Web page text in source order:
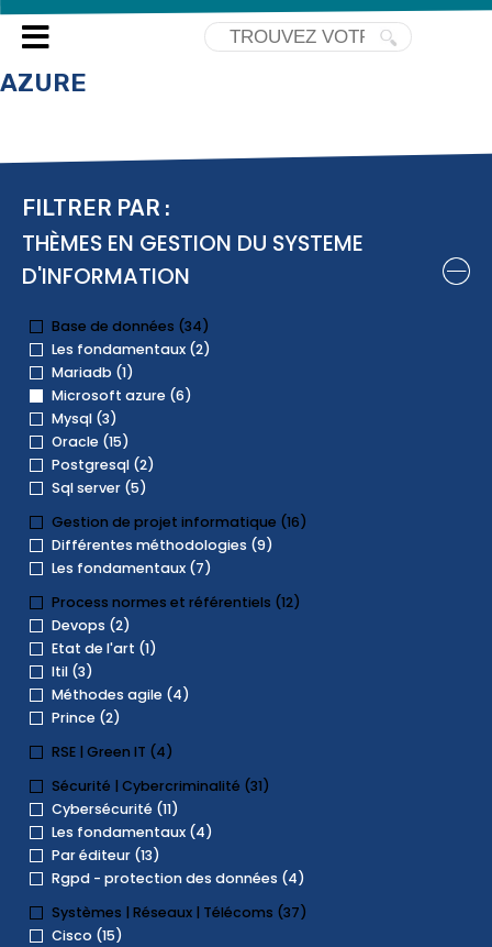
TOUTES NOS FORMATIONSMICROSOFT
AZURE
FILTRER PAR :
THÈMES EN GESTION DU SYSTEME
D'INFORMATION
Base de données (34)
Les fondamentaux (2)
Mariadb (1)
Microsoft azure (6)
Mysql (3)
Oracle (15)
Postgresql (2)
Sql server (5)
Gestion de projet informatique (16)
Différentes méthodologies (9)
Les fondamentaux (7)
Process normes et référentiels (12)
Devops (2)
Etat de l'art (1)
Itil (3)
Méthodes agile (4)
Prince (2)
RSE | Green IT (4)
Sécurité | Cybercriminalité (31)
Cybersécurité (11)
Les fondamentaux (4)
Par éditeur (13)
Rgpd - protection des données (4)
Systèmes | Réseaux | Télécoms (37)
Cisco (15)